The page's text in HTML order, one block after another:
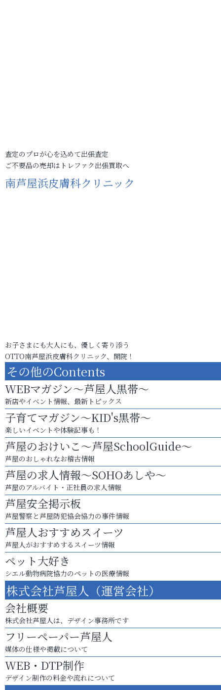
査定のプロが心を込めて出張査定
ご不要品の売却はトレファク出張買取へ
南芦屋浜皮膚科クリニック
お子さまにも大人にも、優しく寄り添う
OTTO南芦屋浜皮膚科クリニック、開院！
その他のContents
WEBマガジン～芦屋人黒帯～
新店やイベント情報、最新トピックス
子育てマガジン～KID's黒帯～
楽しいイベントや体験記事も！
芦屋のおけいこ～芦屋SchoolGuide～
芦屋のおしゃれなお稽古情報
芦屋の求人情報～SOHOあしや～
芦屋のアルバイト・正社員の求人情報
芦屋安全掲示板
芦屋警察と芦屋防犯協会協力の事件情報
芦屋人おすすめスイーツ
芦屋人がおすすめするスイーツ情報
ペット大好き
シエル動物病院協力のペットの医療情報
株式会社芦屋人（運営会社）
会社概要
株式会社芦屋人は、デザイン事務所です
フリーペーパー芦屋人
媒体の仕様や掲載について
WEB・DTP制作
デザイン制作の料金や流れについて